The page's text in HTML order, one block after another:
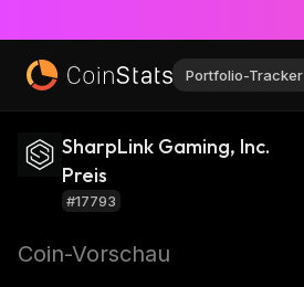
Portfolio-Tracker
SharpLink Gaming, Inc.
Preis
#17793
Coin-Vorschau